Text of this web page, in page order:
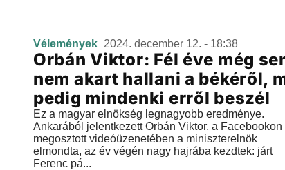
Vélemények 2024. december 12. - 18:38
Orbán Viktor: Fél éve még
nem akart hallani a békéről,
pedig mindenki erről beszél
Ez a magyar elnökség legnagyobb eredménye.
Ankarából jelentkezett Orbán Viktor, a Facebookon
megosztott videóüzenetében a miniszterelnök
elmondta, az év végén nagy hajrába kezdtek: járt
Ferenc pá...